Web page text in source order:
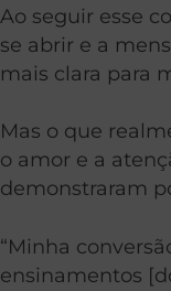
Ao seguir esse
se abrir e a
mais clara para
Mas o que
o amor e a
demonstraram
“Minha
ensinamentos